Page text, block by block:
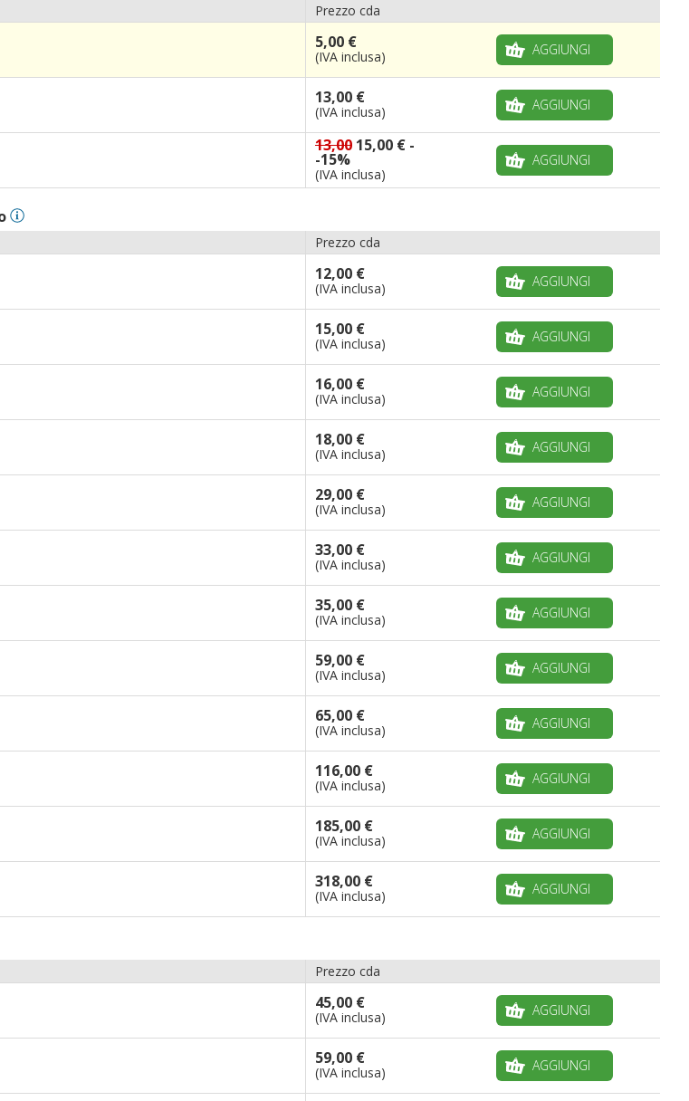
Prezzo cda
5,00 €
(IVA inclusa) AGGIUNGI
13,00 €
(IVA inclusa) AGGIUNGI
13,00 15,00 € -
-15%
(IVA inclusa)
AGGIUNGI
Prezzo cda
12,00 €
(IVA inclusa) AGGIUNGI
15,00 €
(IVA inclusa) AGGIUNGI
16,00 €
(IVA inclusa) AGGIUNGI
18,00 €
(IVA inclusa) AGGIUNGI
29,00 €
(IVA inclusa) AGGIUNGI
33,00 €
(IVA inclusa) AGGIUNGI
35,00 €
(IVA inclusa) AGGIUNGI
59,00 €
(IVA inclusa) AGGIUNGI
65,00 €
(IVA inclusa) AGGIUNGI
116,00 €
(IVA inclusa) AGGIUNGI
185,00 €
(IVA inclusa) AGGIUNGI
318,00 €
(IVA inclusa) AGGIUNGI
Prezzo cda
45,00 €
(IVA inclusa) AGGIUNGI
59,00 €
(IVA inclusa) AGGIUNGI